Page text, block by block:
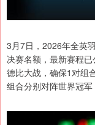
3月7日，2026年全英
决赛名额，最新赛程
德比大战，确保1对组
组合分别对阵世界冠军